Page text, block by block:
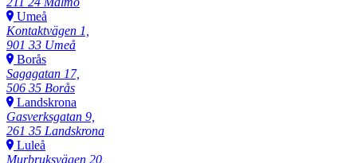
Umeå
Kontaktvägen 1,
901 33 Umeå
Borås
Sagagatan 17,
506 35 Borås
Landskrona
Gasverksgatan 9,
261 35 Landskrona
Luleå
Murbruksvägen 20,